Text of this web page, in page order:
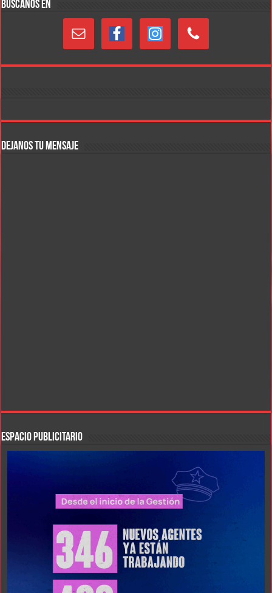
BUSCANOS EN
DEJANOS TU MENSAJE
ESPACIO PUBLICITARIO